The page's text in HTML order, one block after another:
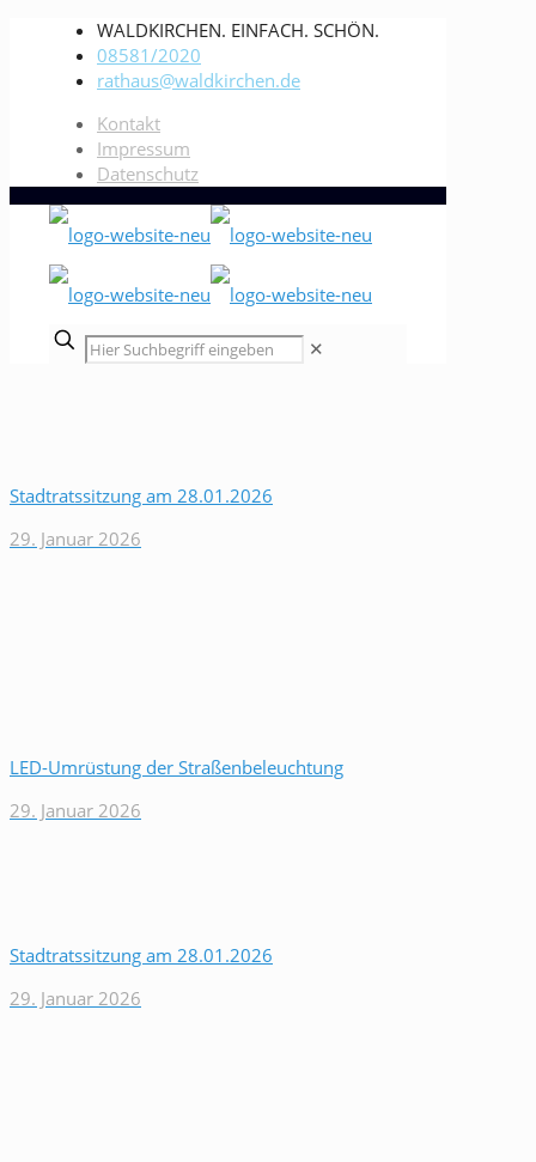
WALDKIRCHEN. EINFACH. SCHÖN.
08581/2020
rathaus@waldkirchen.de
Kontakt
Impressum
Datenschutz
✕
Stadtratssitzung am 28.01.2026
29. Januar 2026
LED-Umrüstung der Straßenbeleuchtung
29. Januar 2026
Stadtratssitzung am 28.01.2026
29. Januar 2026